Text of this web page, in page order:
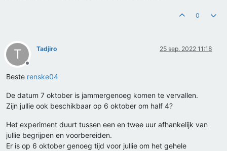
0
T
Offline
Tadjiro 25 sep. 2022 11:18
Beste renske04
De datum 7 oktober is jammergenoeg komen te vervallen.
Zijn jullie ook beschikbaar op 6 oktober om half 4?
Het experiment duurt tussen een en twee uur afhankelijk van
jullie begrijpen en voorbereiden.
Er is op 6 oktober genoeg tijd voor jullie om het gehele